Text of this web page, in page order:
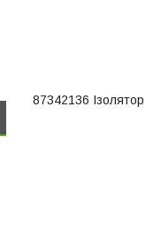
87342136 Ізолятор